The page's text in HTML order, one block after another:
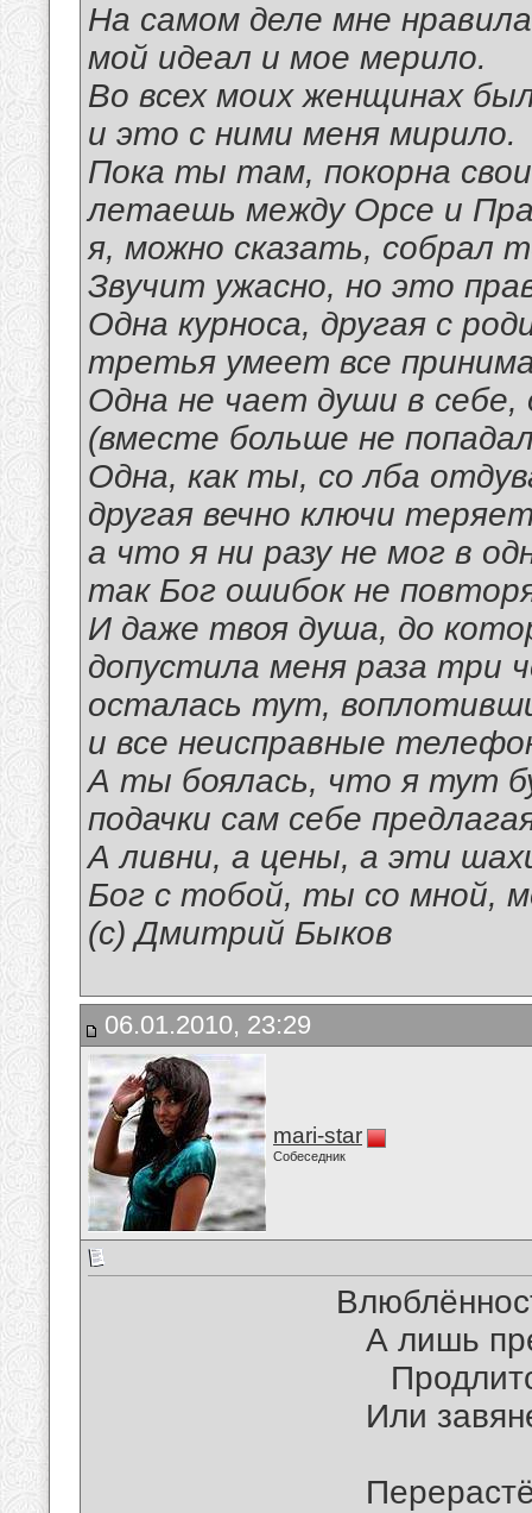
На самом деле мне
мой идеал и мое мерило.
Во всех моих женщинах
и это с ними меня мирило.
Пока ты там, покорна
летаешь между Орсе и
я, можно сказать, собрал
Звучит ужасно, но это
Одна курноса, другая с
третья умеет все
Одна не чает души в себе,
(вместе больше не
Одна, как ты, со лба
другая вечно ключи
а что я ни разу не мог в
так Бог ошибок не
И даже твоя душа, до
допустила меня раза три
осталась тут,
и все неисправные
А ты боялась, что я тут
подачки сам себе
А ливни, а цены, а эти
Бог с тобой, ты со мной,
(с) Дмитрий Быков
06.01.2010, 23:29
mari-star
Собеседник
А лишь
Или